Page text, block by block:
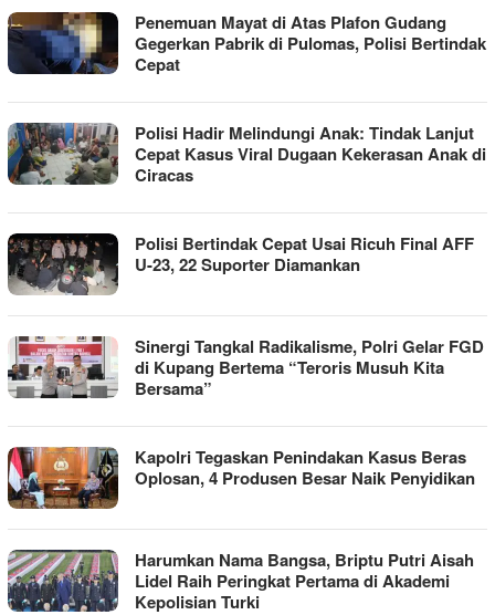
Penemuan Mayat di Atas Plafon Gudang
Gegerkan Pabrik di Pulomas, Polisi Bertindak
Cepat
Polisi Hadir Melindungi Anak: Tindak Lanjut
Cepat Kasus Viral Dugaan Kekerasan Anak di
Ciracas
Polisi Bertindak Cepat Usai Ricuh Final AFF
U-23, 22 Suporter Diamankan
Sinergi Tangkal Radikalisme, Polri Gelar FGD
di Kupang Bertema “Teroris Musuh Kita
Bersama”
Kapolri Tegaskan Penindakan Kasus Beras
Oplosan, 4 Produsen Besar Naik Penyidikan
Harumkan Nama Bangsa, Briptu Putri Aisah
Lidel Raih Peringkat Pertama di Akademi
Kepolisian Turki